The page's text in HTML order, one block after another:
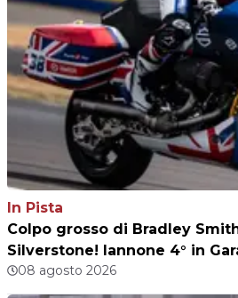
In Pista
Colpo grosso di Bradley
Silverstone! Iannone 4° in
08 agosto 2026